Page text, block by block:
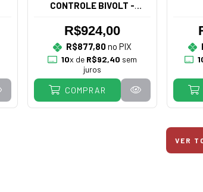
CONTROLE BIVOLT -
R$924,00
R$877,80no PIX
10x de R$92,40 sem
juros
COMPRAR
VER